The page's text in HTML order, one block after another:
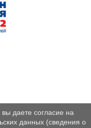
даете согласие на
данных (сведения о